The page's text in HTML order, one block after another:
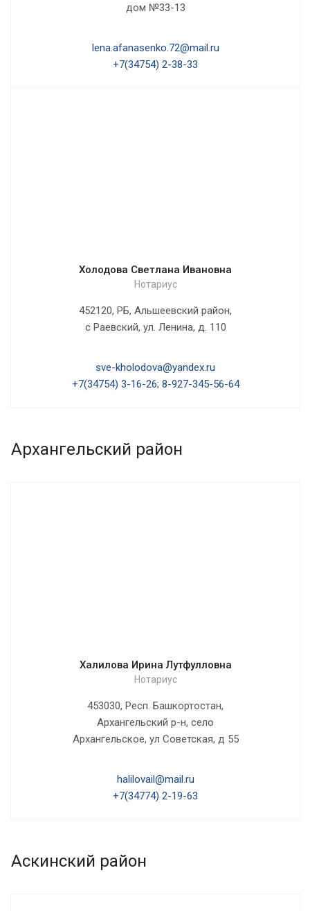
дом №33-13
lena.afanasenko.72@mail.ru
+7(34754) 2-38-33
Холодова Светлана Ивановна
Нотариус
452120, РБ, Альшеевский район,
с Раевский, ул. Ленина, д. 110
sve-kholodova@yandex.ru
+7(34754) 3-16-26; 8-927-345-56-64
Архангельский район
Халилова Ирина Лутфулловна
Нотариус
453030, Респ. Башкортостан,
Архангельский р-н, село
Архангельское, ул Советская, д 55
halilovail@mail.ru
+7(34774) 2-19-63
Аскинский район